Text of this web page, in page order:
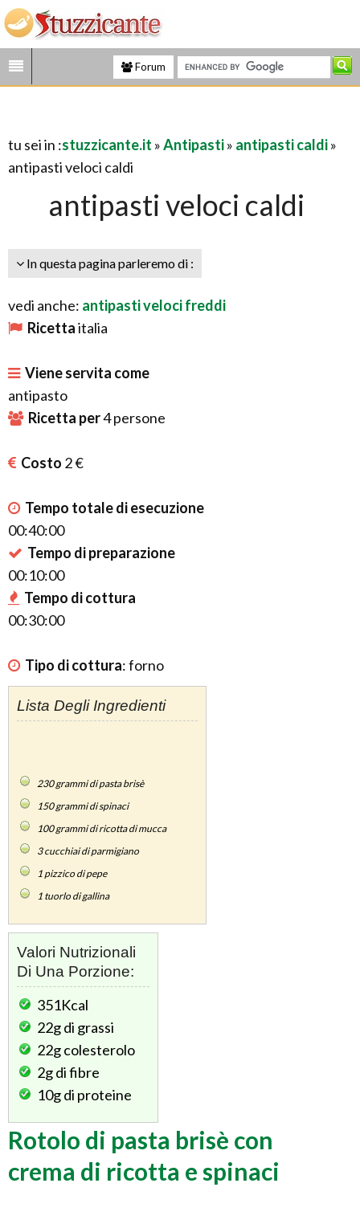
Forum
tu sei in :stuzzicante.it »Antipasti» antipasti caldi»
antipasti veloci caldi
antipasti veloci caldi
In questa pagina parleremo di :
vedi anche: antipasti veloci freddi
Ricettaitalia
Viene servita come
antipasto
Ricetta per4persone
Costo 2 €
Tempo totale di esecuzione
00:40:00
Tempo di preparazione
00:10:00
Tempo di cottura
00:30:00
Tipo di cottura:forno
Lista Degli Ingredienti
230grammi di pasta brisè
150grammi di spinaci
100grammi di ricotta di mucca
3cucchiai di parmigiano
1 pizzico di pepe
1 tuorlo di gallina
Valori Nutrizionali
Di Una Porzione:
351Kcal
22gdi grassi
22gcolesterolo
2gdi fibre
10gdi proteine
Rotolo di pasta brisè con
crema di ricotta e spinaci